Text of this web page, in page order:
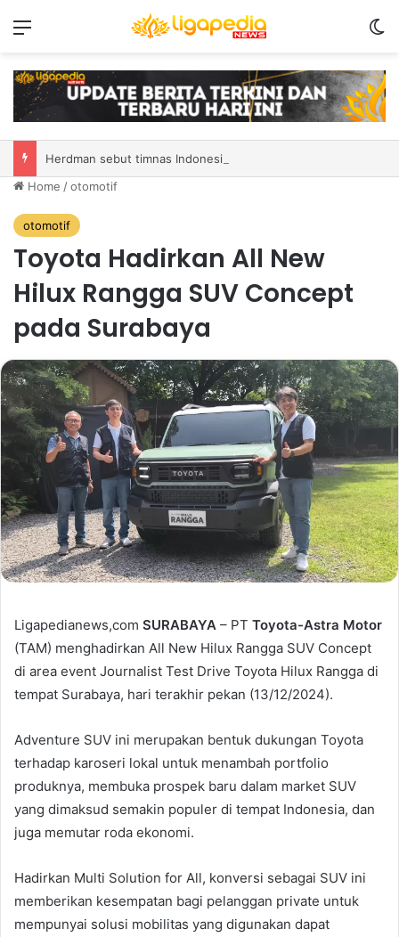
Home /otomotif
otomotif
Toyota Hadirkan All New
Hilux Rangga SUV Concept
pada Surabaya
Ligapedianews,com SURABAYA – PT Toyota-Astra Motor
(TAM) menghadirkan All New Hilux Rangga SUV Concept
di area event Journalist Test Drive Toyota Hilux Rangga di
tempat Surabaya, hari terakhir pekan (13/12/2024).
Adventure SUV ini merupakan bentuk dukungan Toyota
terhadap karoseri lokal untuk menambah portfolio
produknya, membuka prospek baru dalam market SUV
yang dimaksud semakin populer di tempat Indonesia, dan
juga memutar roda ekonomi.
Hadirkan Multi Solution for All, konversi sebagai SUV ini
memberikan kesempatan bagi pelanggan private untuk
mempunyai solusi mobilitas yang digunakan dapat